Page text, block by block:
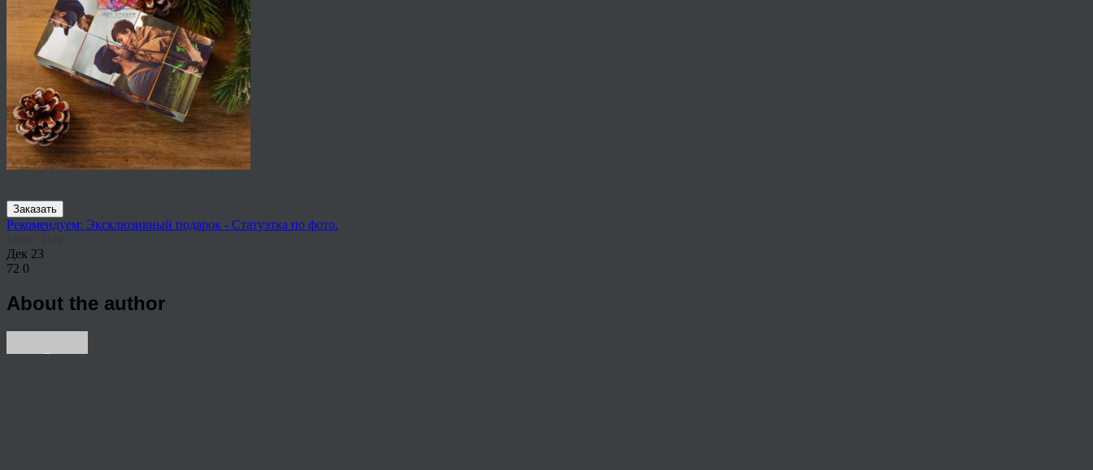
Заказать
Рекомендуем: Эксклюзивный подарок - Статуэтка по фото.
Дек 23
72 0
About the author